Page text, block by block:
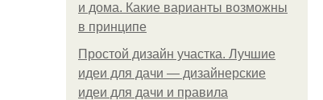
и дома. Какие варианты возможны
в принципе
Простой дизайн участка. Лучшие
идеи для дачи — дизайнерские
идеи для дачи и правила